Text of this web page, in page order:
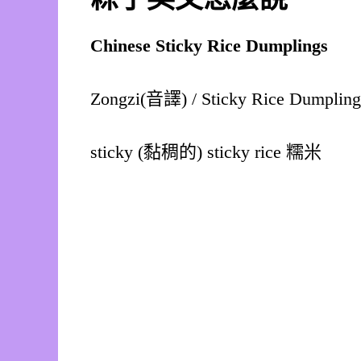
Chinese Sticky Rice Dumplings
Zongzi(音譯) / Sticky Rice
sticky (黏稠的) sticky rice 糯米